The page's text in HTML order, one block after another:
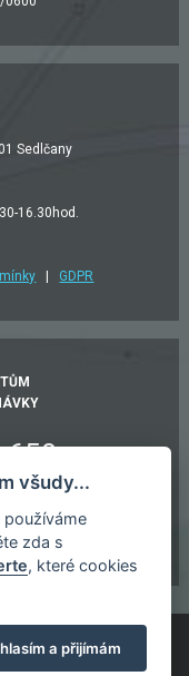
Sedlčany
16.30hod.
GDPR
658
811
|Nastavení cookies
všudy...
používáme
zda s
, které cookies
a přijímám